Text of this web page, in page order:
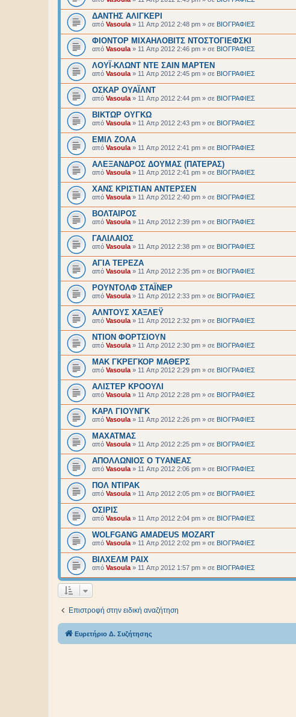
ΔΑΝΤΗΣ ΑΛΙΓΚΕΡΙ
από Vasoula » 11 Απρ 2012 2:48 pm » σε BIOΓΡΑΦΙΕΣ
ΦΙΟΝΤΟΡ ΜΙΧΑΗΛΟΒΙΤΣ ΝΤΟΣΤΟΓΙΕΦΣΚΙ
από Vasoula » 11 Απρ 2012 2:46 pm » σε BIOΓΡΑΦΙΕΣ
ΛΟΥΪ-ΚΛΩΝΤ ΝΤΕ ΣΑΙΝ ΜΑΡΤΕΝ
από Vasoula » 11 Απρ 2012 2:45 pm » σε BIOΓΡΑΦΙΕΣ
ΟΣΚΑΡ ΟΥΑΪΛΝΤ
από Vasoula » 11 Απρ 2012 2:44 pm » σε BIOΓΡΑΦΙΕΣ
ΒΙΚΤΩΡ ΟΥΓΚΩ
από Vasoula » 11 Απρ 2012 2:43 pm » σε BIOΓΡΑΦΙΕΣ
ΕΜΙΛ ΖΟΛΑ
από Vasoula » 11 Απρ 2012 2:41 pm » σε BIOΓΡΑΦΙΕΣ
ΑΛΕΞΑΝΔΡΟΣ ΔΟΥΜΑΣ (ΠΑΤΕΡΑΣ)
από Vasoula » 11 Απρ 2012 2:41 pm » σε BIOΓΡΑΦΙΕΣ
ΧΑΝΣ ΚΡΙΣΤΙΑΝ ΑΝΤΕΡΣΕΝ
από Vasoula » 11 Απρ 2012 2:40 pm » σε BIOΓΡΑΦΙΕΣ
ΒΟΛΤΑΙΡΟΣ
από Vasoula » 11 Απρ 2012 2:39 pm » σε BIOΓΡΑΦΙΕΣ
ΓΑΛΙΛΑΙΟΣ
από Vasoula » 11 Απρ 2012 2:38 pm » σε BIOΓΡΑΦΙΕΣ
ΑΓΙΑ ΤΕΡΕΖΑ
από Vasoula » 11 Απρ 2012 2:35 pm » σε BIOΓΡΑΦΙΕΣ
ΡΟΥΝΤΟΛΦ ΣΤΑΪΝΕΡ
από Vasoula » 11 Απρ 2012 2:33 pm » σε BIOΓΡΑΦΙΕΣ
ΑΛΝΤΟΥΣ ΧΑΞΛΕΫ
από Vasoula » 11 Απρ 2012 2:32 pm » σε BIOΓΡΑΦΙΕΣ
ΝΤΙΟΝ ΦΟΡΤΣΙΟΥΝ
από Vasoula » 11 Απρ 2012 2:30 pm » σε BIOΓΡΑΦΙΕΣ
ΜΑΚ ΓΚΡΕΓΚΟΡ ΜΑΘΕΡΣ
από Vasoula » 11 Απρ 2012 2:29 pm » σε BIOΓΡΑΦΙΕΣ
ΑΛΙΣΤΕΡ ΚΡΟΟΥΛΙ
από Vasoula » 11 Απρ 2012 2:28 pm » σε BIOΓΡΑΦΙΕΣ
ΚΑΡΛ ΓΙΟΥΝΓΚ
από Vasoula » 11 Απρ 2012 2:26 pm » σε BIOΓΡΑΦΙΕΣ
ΜΑΧΑΤΜΑΣ
από Vasoula » 11 Απρ 2012 2:25 pm » σε BIOΓΡΑΦΙΕΣ
ΑΠΟΛΛΩΝΙΟΣ Ο ΤΥΑΝΕΑΣ
από Vasoula » 11 Απρ 2012 2:06 pm » σε BIOΓΡΑΦΙΕΣ
ΠΟΛ ΝΤΙΡΑΚ
από Vasoula » 11 Απρ 2012 2:05 pm » σε BIOΓΡΑΦΙΕΣ
ΟΣΙΡΙΣ
από Vasoula » 11 Απρ 2012 2:04 pm » σε BIOΓΡΑΦΙΕΣ
WOLFGANG AMADEUS MOZART
από Vasoula » 11 Απρ 2012 2:02 pm » σε BIOΓΡΑΦΙΕΣ
ΒΙΛΧΕΛΜ ΡΑΙΧ
από Vasoula » 11 Απρ 2012 1:57 pm » σε BIOΓΡΑΦΙΕΣ
Επιστροφή στην ειδική αναζήτηση
Ευρετήριο Δ. Συζήτησης